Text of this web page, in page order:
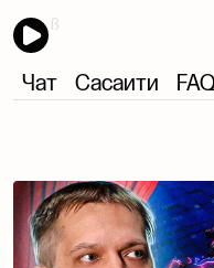
Чат Сасаити